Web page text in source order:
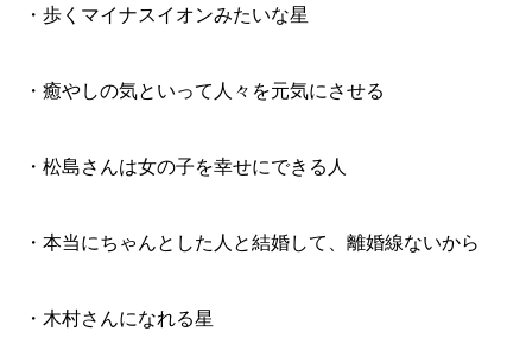
・歩くマイナスイオンみたいな星
・癒やしの気といって人々を元気にさせる
・松島さんは女の子を幸せにできる人
・本当にちゃんとした人と結婚して、離婚線ないから
・木村さんになれる星